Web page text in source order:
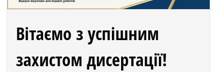
Вітаємо з успішним
захистом дисертації!